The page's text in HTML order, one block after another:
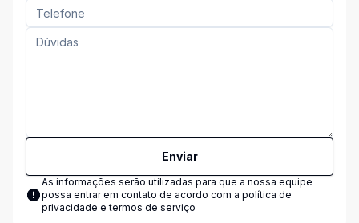
Enviar
As informações serão utilizadas para que a nossa equipe
possa entrar em contato de acordo com a política de
privacidade e termos de serviço